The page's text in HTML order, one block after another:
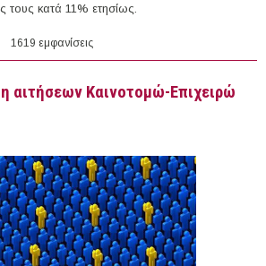
τους κατά 11% ετησίως.
Αυξάνουν τις επενδύσεις στην έρευνα οι ευρωπαϊκές
1619 εμφανίσεις
αιτήσεων Καινοτομώ-Επιχειρώ